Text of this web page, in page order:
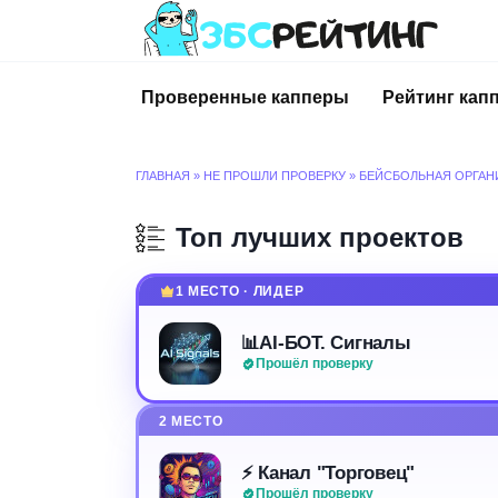
Проверенные капперы
Рейтинг
ГЛАВНАЯ » НЕ ПРОШЛИ ПРОВЕРКУ » БЕЙСБОЛЬНАЯ
Топ лучших проектов
1 МЕСТО · ЛИДЕР
📊AI-БОТ. Сигналы
Прошёл проверку
2 МЕСТО
⚡️ Канал "Торговец"
Прошёл проверку